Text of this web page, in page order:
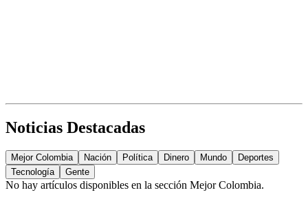
Noticias Destacadas
Mejor Colombia Nación Política Dinero Mundo
Deportes
Tecnología
Gente
No hay artículos disponibles en la sección Mejor Colombia.